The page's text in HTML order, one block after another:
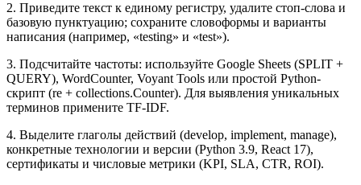
2. Приведите текст к единому регистру, удалите стоп-слова и
базовую пунктуацию; сохраните словоформы и варианты
написания (например, «testing» и «test»).
3. Подсчитайте частоты: используйте Google Sheets (SPLIT +
QUERY), WordCounter, Voyant Tools или простой Python-
скрипт (re + collections.Counter). Для выявления уникальных
терминов примените TF‑IDF.
4. Выделите глаголы действий (develop, implement, manage),
конкретные технологии и версии (Python 3.9, React 17),
сертификаты и числовые метрики (KPI, SLA, CTR, ROI).